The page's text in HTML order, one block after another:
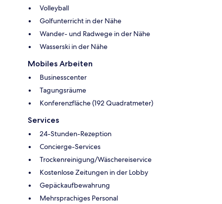
Volleyball
Golfunterricht in der Nähe
Wander- und Radwege in der Nähe
Wasserski in der Nähe
Mobiles Arbeiten
Businesscenter
Tagungsräume
Konferenzfläche (192 Quadratmeter)
Services
24-Stunden-Rezeption
Concierge-Services
Trockenreinigung/Wäschereiservice
Kostenlose Zeitungen in der Lobby
Gepäckaufbewahrung
Mehrsprachiges Personal